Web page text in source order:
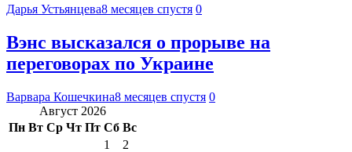
Дарья Устьянцева8 месяцев спустя 0
Вэнс высказался о прорыве на
переговорах по Украине
Варвара Кошечкина8 месяцев спустя 0
Август 2026
Пн Вт Ср Чт Пт Сб Вс
1
2